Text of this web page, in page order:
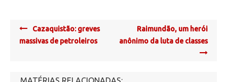
Post
navigation
Cazaquistão: greves
massivas de petroleiros
Raimundão, um herói
anônimo da luta de classes